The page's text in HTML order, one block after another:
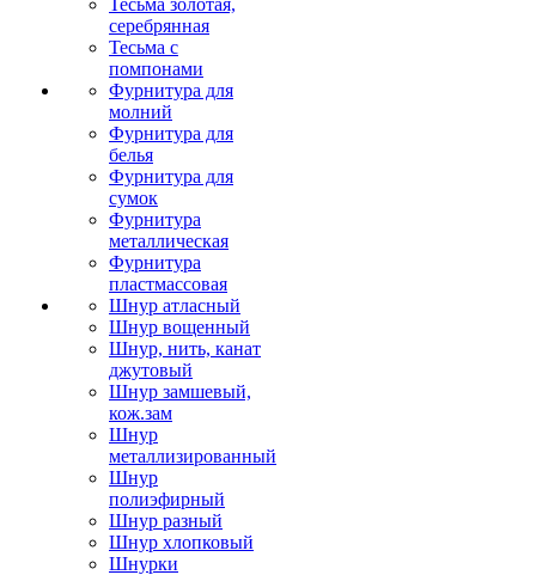
Тесьма золотая,
серебрянная
Тесьма с
помпонами
Фурнитура для
молний
Фурнитура для
белья
Фурнитура для
сумок
Фурнитура
металлическая
Фурнитура
пластмассовая
Шнур атласный
Шнур вощенный
Шнур, нить, канат
джутовый
Шнур замшевый,
кож.зам
Шнур
металлизированный
Шнур
полиэфирный
Шнур разный
Шнур хлопковый
Шнурки